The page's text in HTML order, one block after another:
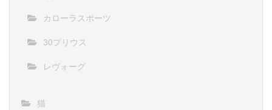
カローラスポーツ
30プリウス
レヴォーグ
猫